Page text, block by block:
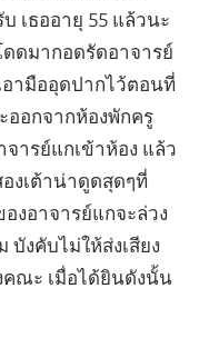
เธออายุ 55 แล้วนะ
ดมากอดรัดอาจารย์
อามืออุดปากไว้ตอนที่
ออกจากห้องพักครู
ารย์แกเข้าห้อง แล้ว
งเต้าน่าดูดสุดๆที่
งอาจารย์แกจะล่วง
บังคับไม่ให้ส่งเสียง
คณะ เมื่อได้ยินดังนั้น